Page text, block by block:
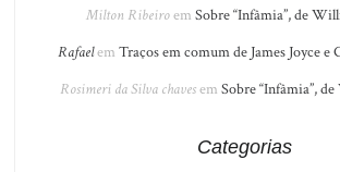
Milton Ribeiroem Sobre “Infâmia”, de
Rafaelem Traços em comum de James Joyce e
Rosimeri da Silva chavesem Sobre “Infâmia”,
Categorias